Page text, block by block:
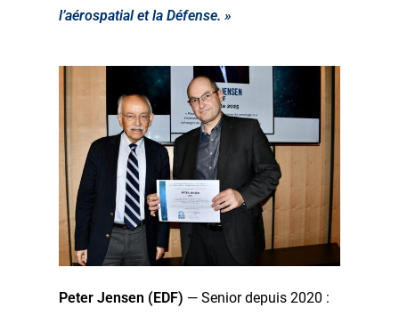
l’aérospatial et la Défense. »
Peter Jensen (EDF) — Senior depuis 2020 :